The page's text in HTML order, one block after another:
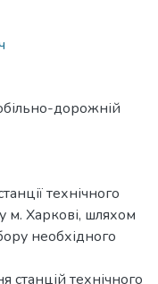
дорожній
технічного
м. Харкові, шляхом
необхідного
станцій технічного